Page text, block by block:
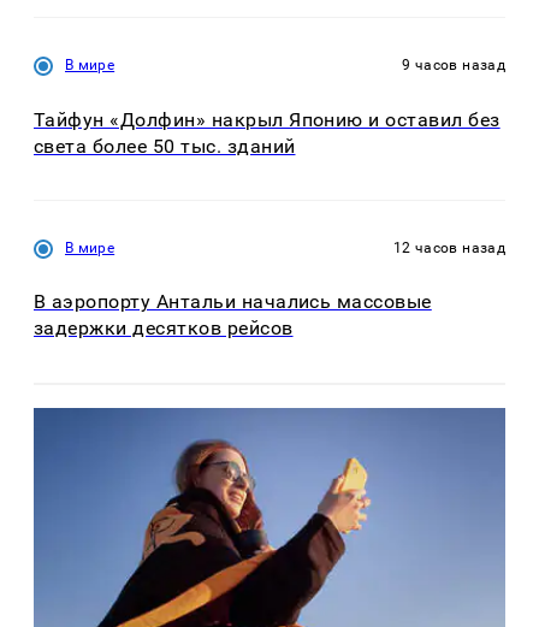
В мире 9 часов назад
Тайфун «Долфин» накрыл Японию и оставил без
света более 50 тыс. зданий
В мире 12 часов назад
В аэропорту Антальи начались массовые
задержки десятков рейсов